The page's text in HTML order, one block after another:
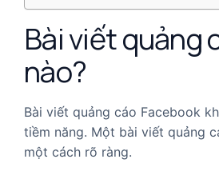
Bài viết quảng
nào?
Bài viết quảng cáo Facebook
tiềm năng. Một bài viết quảng
một cách rõ ràng.